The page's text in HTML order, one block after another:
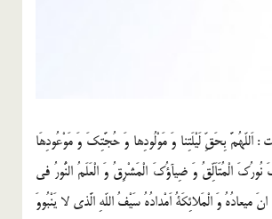
: اَللّهُمَّ بِحَقِّ لَيْلَتِنا وَ مَوْلُودِها وَ حُجَّتِكَ وَ مَوْعُودِهَا
الْمُتَاَلِّقُ وَ ضِيآؤُكَ الْمَشْرِقُ وَ الْعَلَمُ النُّورُ فى
ميعادُهُ وَ الْمَلائِكَةُ اَمْدادُهُ سَيْفُ اللّهِ الَّذى لا يَنْبُووَ